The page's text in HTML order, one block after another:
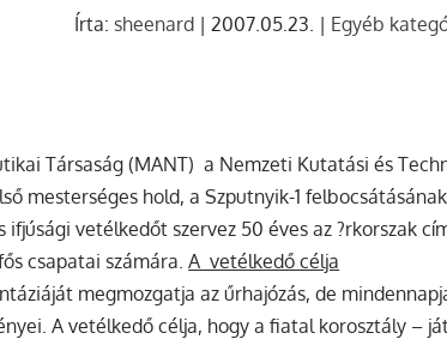
Írta: sheenard| 2007.05.23. | Egyéb
Társaság (MANT) a Nemzeti Kutatási és
mesterséges hold, a Szputnyik-1
ifjúsági vetélkedőt szervez 50 éves az ?rkorszak
csapatai számára. A vetélkedő célja
megmozgatja az űrhajózás, de
A vetélkedő célja, hogy a fiatal korosztály –